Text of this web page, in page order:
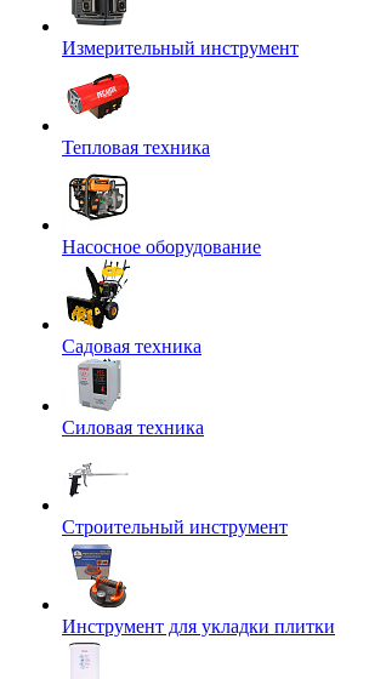
Измерительный инструмент
Тепловая техника
Насосное оборудование
Садовая техника
Силовая техника
Строительный инструмент
Инструмент для укладки плитки